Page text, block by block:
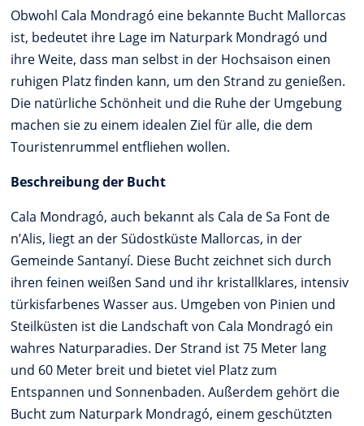
Obwohl Cala Mondragó eine bekannte Bucht Mallorcas
ist, bedeutet ihre Lage im Naturpark Mondragó und
ihre Weite, dass man selbst in der Hochsaison einen
ruhigen Platz finden kann, um den Strand zu genießen.
Die natürliche Schönheit und die Ruhe der Umgebung
machen sie zu einem idealen Ziel für alle, die dem
Touristenrummel entfliehen wollen.
Beschreibung der Bucht
Cala Mondragó, auch bekannt als Cala de Sa Font de
n’Alis, liegt an der Südostküste Mallorcas, in der
Gemeinde Santanyí. Diese Bucht zeichnet sich durch
ihren feinen weißen Sand und ihr kristallklares, intensiv
türkisfarbenes Wasser aus. Umgeben von Pinien und
Steilküsten ist die Landschaft von Cala Mondragó ein
wahres Naturparadies. Der Strand ist 75 Meter lang
und 60 Meter breit und bietet viel Platz zum
Entspannen und Sonnenbaden. Außerdem gehört die
Bucht zum Naturpark Mondragó, einem geschützten